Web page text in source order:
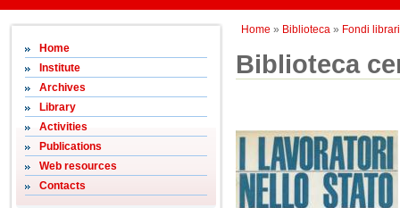
Home » Biblioteca» Fondi librari
Home
Institute
Archives
Library
Activities
Publications
Web resources
Contacts
Biblioteca